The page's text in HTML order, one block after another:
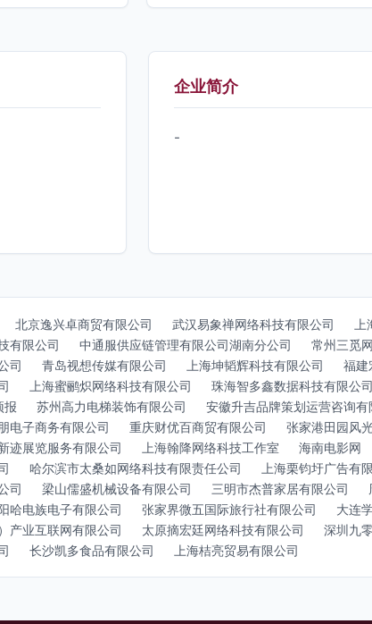
企业简介
-
北京逸兴卓商贸有限公司 武汉易象禅网络科技有限公司
有限公司 中通服供应链管理有限公司湖南分公司 常州三觅
司 青岛视想传媒有限公司 上海坤韬辉科技有限公司 福建
上海蜜鹂炽网络科技有限公司 珠海智多鑫数据科技有限公司
报 苏州高力电梯装饰有限公司 安徽升吉品牌策划运营咨询有
电子商务有限公司 重庆财优百商贸有限公司 张家港田园风
迹展览服务有限公司 上海翰降网络科技工作室 海南电影网
哈尔滨市太桑如网络科技有限责任公司 上海栗钧圩广告有
司 梁山儒盛机械设备有限公司 三明市杰普家居有限公司
哈电族电子有限公司 张家界微五国际旅行社有限公司 大连
产业互联网有限公司 太原摘宏廷网络科技有限公司 深圳九
长沙凯多食品有限公司 上海桔亮贸易有限公司